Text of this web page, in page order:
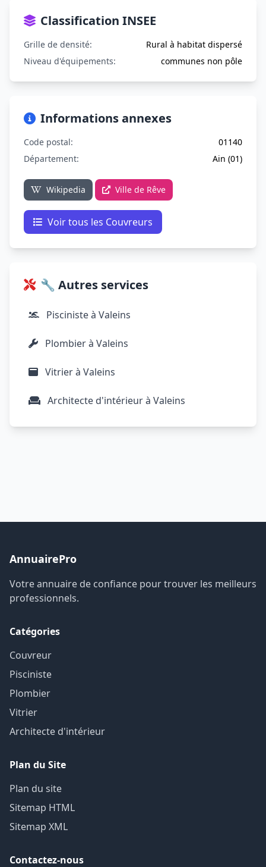
Classification INSEE
Grille de densité:
Rural à habitat dispersé
Niveau d'équipements:
communes non pôle
Informations annexes
Code postal:
01140
Département:
Ain (01)
Wikipedia Ville de Rêve
Voir tous les Couvreurs
🔧 Autres services
Pisciniste à Valeins
Plombier à Valeins
Vitrier à Valeins
Architecte d'intérieur à Valeins
AnnuairePro
Votre annuaire de confiance pour trouver les meilleurs
professionnels.
Catégories
Couvreur
Pisciniste
Plombier
Vitrier
Architecte d'intérieur
Plan du Site
Plan du site
Sitemap HTML
Sitemap XML
Contactez-nous